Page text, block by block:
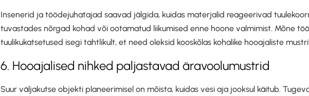
Insenerid ja töödejuhatajad saavad jälgida, kuidas materjalid reageerivad
tuvastades nõrgad kohad või ootamatud liikumised enne hoone valmimist. Mõne
tuulikukatsetused isegi tahtlikult, et need oleksid kooskõlas kohalike hooajaliste
6. Hooajalised nihked paljastavad äravoolumustrid
Suur väljakutse objekti planeerimisel on mõista, kuidas vesi aja jooksul käitub.